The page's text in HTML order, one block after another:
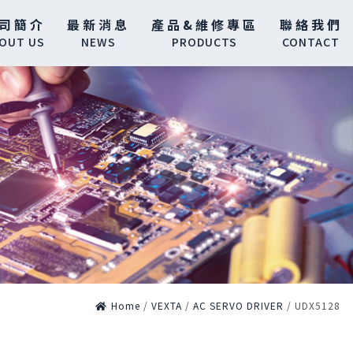
簡介
US
最新消息
NEWS
產品&維修專區
PRODUCTS
聯絡我們
CONTACT
Home / VEXTA / AC SERVO DRIVER / UDX5128